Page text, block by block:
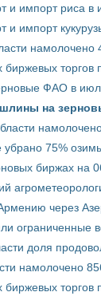
и импорт риса в
и импорт
намолочено
биржевых
ФАО в
на
убрано 75%
биржах на
через
ограниченные
доля
намолочено
биржевых